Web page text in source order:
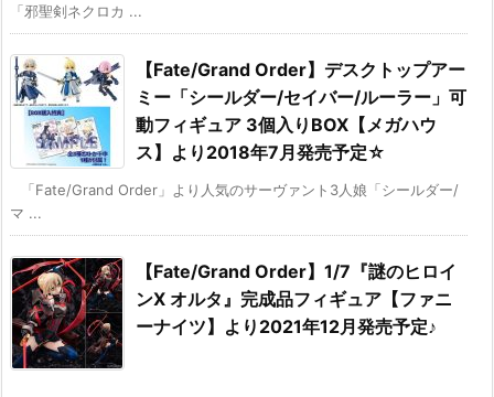
「邪聖剣ネクロカ ...
【Fate/Grand Order】デスクトップアー
ミー「シールダー/セイバー/ルーラー」可
動フィギュア 3個入りBOX【メガハウ
ス】より2018年7月発売予定☆
「Fate/Grand Order」より人気のサーヴァント3人娘「シールダー/
マ ...
【Fate/Grand Order】1/7『謎のヒロイ
ンX オルタ』完成品フィギュア【ファニ
ーナイツ】より2021年12月発売予定♪